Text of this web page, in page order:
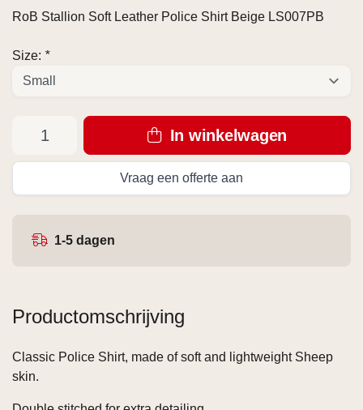
RoB Stallion Soft Leather Police Shirt Beige LS007PB
Size: *
In winkelwagen
Vraag een offerte aan
1-5 dagen
Productomschrijving
Classic Police Shirt, made of soft and lightweight Sheep
skin.